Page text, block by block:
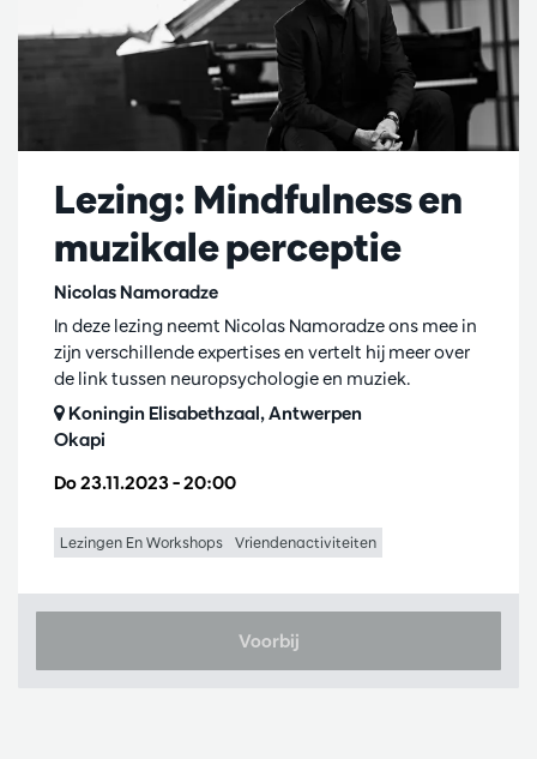
Lezing: Mindfulness en
muzikale perceptie
Nicolas Namoradze
Do 23.11.2023– 20:00
In deze lezing neemt Nicolas Namoradze ons mee in
zijn verschillende expertises en vertelt hij meer over
de link tussen neuropsychologie en muziek.
Koningin Elisabethzaal, Antwerpen
Okapi
Lezingen En Workshops Vriendenactiviteiten
Voorbij